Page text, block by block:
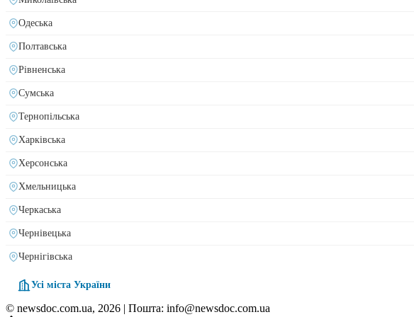
Одеська
Полтавська
Рівненська
Сумська
Тернопільська
Харківська
Херсонська
Хмельницька
Черкаська
Чернівецька
Чернігівська
Усі міста України
© newsdoc.com.ua, 2026 | Пошта: info@newsdoc.com.ua